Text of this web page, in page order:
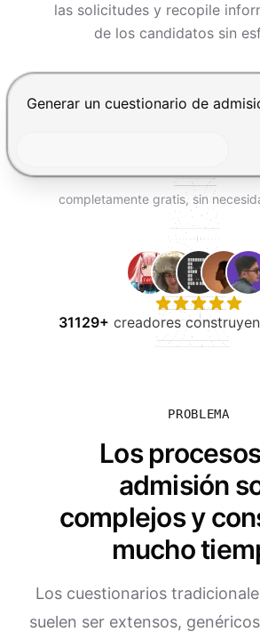
INICIAR SESIÓN
PROBAR GRATIS
las solicitudes y recopile
de los candidatos sin
Presiona Enter para enviar,
completamente gratis, sin
31129+ creadores
PROBLEMA
Los
admisión
complejos y
mucho
Los cuestionarios
suelen ser extensos,